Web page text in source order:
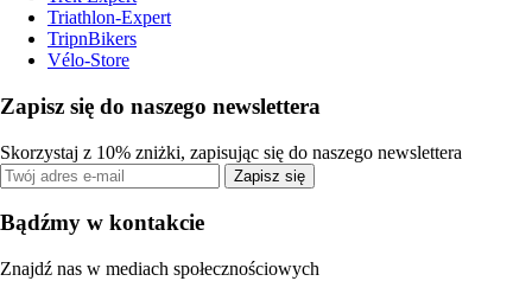
Triathlon-Expert
TripnBikers
Vélo-Store
Zapisz się do naszego newslettera
Skorzystaj z 10% zniżki, zapisując się do naszego newslettera
Zapisz się
Bądźmy w kontakcie
Znajdź nas w mediach społecznościowych